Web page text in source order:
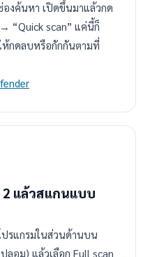
งค้นหา เปิดขึ้นมาแล้วกด
“Quick scan” แค่นี้ก็
ห้กดลบหรือกักกันตามที่
แล้วสแกนแบบ
ปรแกรมในส่วนด้านบน
ลอม) แล้วเลือก Full scan